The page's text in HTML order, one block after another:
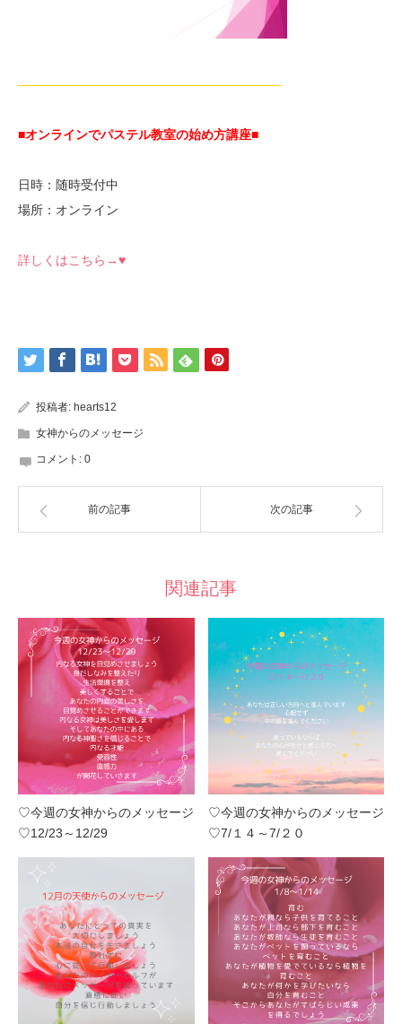
—————————————————————
■オンラインでパステル教室の始め方講座■
日時：随時受付中
場所：オンライン
詳しくはこちら→♥
投稿者: hearts12
女神からのメッセージ
コメント: 0
前の記事 次の記事
関連記事
♡今週の女神からのメッセージ
♡12/23～12/29
♡今週の女神からのメッセージ
♡7/１４～7/２０